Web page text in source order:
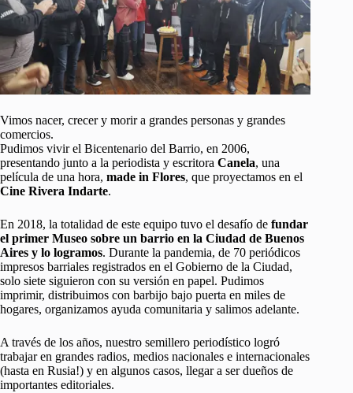
Vimos nacer, crecer y morir a grandes personas y grandes
comercios.
Pudimos vivir el Bicentenario del Barrio, en 2006,
presentando junto a la periodista y escritora Canela, una
película de una hora, made in Flores, que proyectamos en el
Cine Rivera Indarte.
En 2018, la totalidad de este equipo tuvo el desafío de fundar
el primer Museo sobre un barrio en la Ciudad de Buenos
Aires y lo logramos. Durante la pandemia, de 70 periódicos
impresos barriales registrados en el Gobierno de la Ciudad,
solo siete siguieron con su versión en papel. Pudimos
imprimir, distribuimos con barbijo bajo puerta en miles de
hogares, organizamos ayuda comunitaria y salimos adelante.
A través de los años, nuestro semillero periodístico logró
trabajar en grandes radios, medios nacionales e internacionales
(hasta en Rusia!) y en algunos casos, llegar a ser dueños de
importantes editoriales.